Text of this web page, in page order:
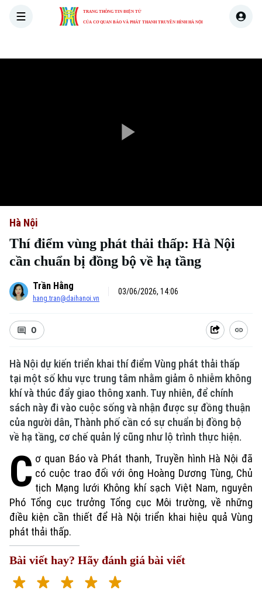
TRANG THÔNG TIN ĐIỆN TỬ
CỦA CƠ QUAN BÁO VÀ PHÁT THANH TRUYỀN HÌNH HÀ NỘI
Hà Nội
Thí điểm vùng phát thải thấp: Hà Nội
cần chuẩn bị đồng bộ về hạ tầng
Trần Hằng
hang.tran@daihanoi.vn
03/06/2026, 14:06
0
Hà Nội dự kiến triển khai thí điểm Vùng phát thải thấp
tại một số khu vực trung tâm nhằm giảm ô nhiễm không
khí và thúc đẩy giao thông xanh. Tuy nhiên, để chính
sách này đi vào cuộc sống và nhận được sự đồng thuận
của người dân, Thành phố cần có sự chuẩn bị đồng bộ
về hạ tầng, cơ chế quản lý cũng như lộ trình thực hiện.
C ơ quan Báo và Phát thanh, Truyền hình Hà Nội đã
có cuộc trao đổi với ông Hoàng Dương Tùng, Chủ
tịch Mạng lưới Không khí sạch Việt Nam, nguyên
Phó Tổng cục trưởng Tổng cục Môi trường, về những
điều kiện cần thiết để Hà Nội triển khai hiệu quả Vùng
phát thải thấp.
Bài viết hay? Hãy đánh giá bài viết